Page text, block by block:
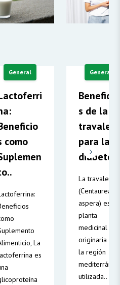
General
como
La
es
General
Beneficio
s de la
travalera
para la
diabetes
La travalera
(Centaurea
aspera) es
planta
medicinal
originaria de
la región
utilizada..